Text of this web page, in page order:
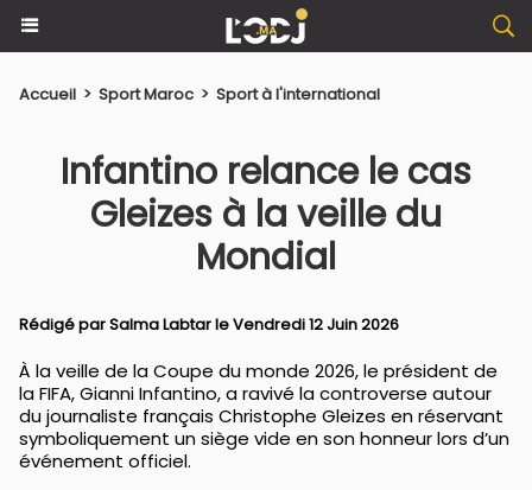
Accueil > Sport Maroc > Sport à l'international
Infantino relance le cas
Gleizes à la veille du
Mondial
Rédigé parSalma Labtarle Vendredi 12 Juin 2026
À la veille de la Coupe du monde 2026, le président de
la FIFA, Gianni Infantino, a ravivé la controverse autour
du journaliste français Christophe Gleizes en réservant
symboliquement un siège vide en son honneur lors d’un
événement officiel.